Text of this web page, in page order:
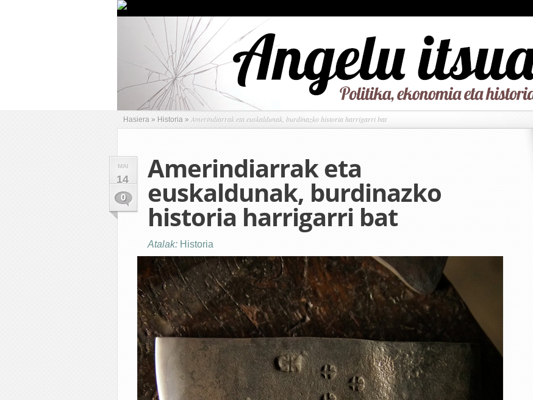
Hasiera » Historia » Amerindiarrak eta euskaldunak, burdinazko historia harrigarri bat
MAI
14
0
Amerindiarrak eta
euskaldunak, burdinazko
historia harrigarri bat
Atalak: Historia